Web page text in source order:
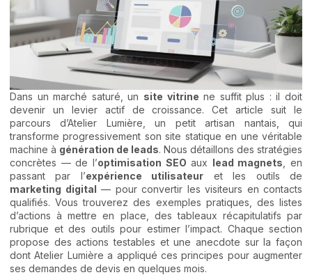
Dans un marché saturé, un site vitrine ne suffit plus : il doit
devenir un levier actif de croissance. Cet article suit le
parcours d’Atelier Lumière, un petit artisan nantais, qui
transforme progressivement son site statique en une véritable
machine à génération de leads. Nous détaillons des stratégies
concrètes — de l’optimisation SEO aux lead magnets , en
passant par l’expérience utilisateur et les outils de
marketing digital — pour convertir les visiteurs en contacts
qualifiés. Vous trouverez des exemples pratiques, des listes
d’actions à mettre en place, des tableaux récapitulatifs par
rubrique et des outils pour estimer l’impact. Chaque section
propose des actions testables et une anecdote sur la façon
dont Atelier Lumière a appliqué ces principes pour augmenter
ses demandes de devis en quelques mois.